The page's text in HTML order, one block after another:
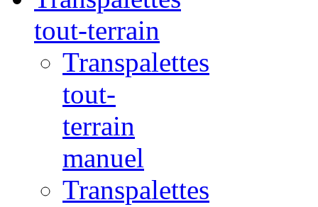
tout-terrain
Transpalettes
tout-
terrain
manuel
Transpalettes